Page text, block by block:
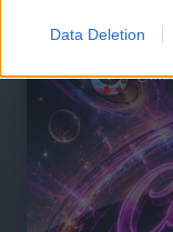
Data Deletion